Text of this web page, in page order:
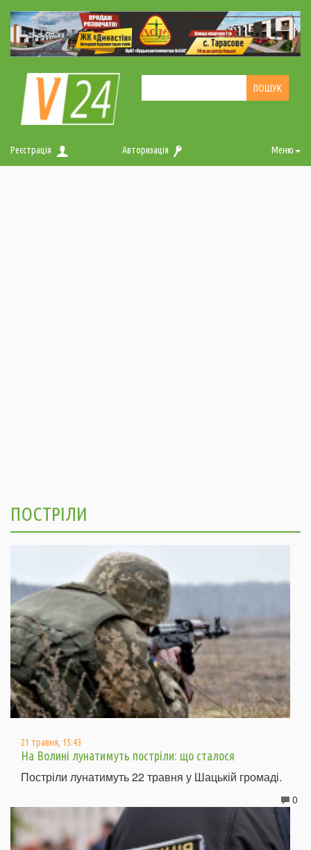
Реєстрація Авторизація Меню
ПОСТРІЛИ
21 травня, 15:43
На Волині лунатимуть постріли: що сталося
Постріли лунатимуть 22 травня у Шацькій громаді.
0